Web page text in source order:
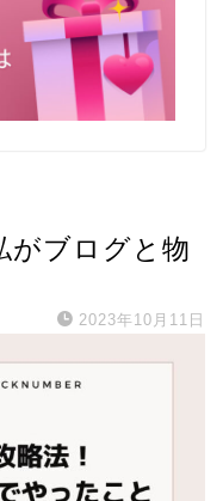
がブログと物
2023年10月11日